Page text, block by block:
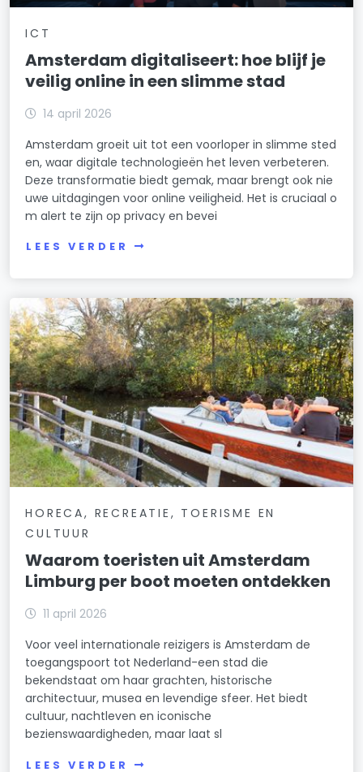
ICT
Amsterdam digitaliseert: hoe blijf je
veilig online in een slimme stad
14 april 2026
Amsterdam groeit uit tot een voorloper in slimme sted
en, waar digitale technologieën het leven verbeteren.
Deze transformatie biedt gemak, maar brengt ook nie
uwe uitdagingen voor online veiligheid. Het is cruciaal o
m alert te zijn op privacy en bevei
LEES VERDER
HORECA, RECREATIE, TOERISME EN
CULTUUR
Waarom toeristen uit Amsterdam
Limburg per boot moeten ontdekken
11 april 2026
Voor veel internationale reizigers is Amsterdam de
toegangspoort tot Nederland-een stad die
bekendstaat om haar grachten, historische
architectuur, musea en levendige sfeer. Het biedt
cultuur, nachtleven en iconische
bezienswaardigheden, maar laat sl
LEES VERDER